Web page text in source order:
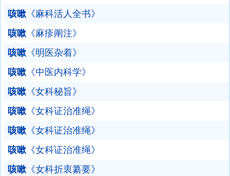
咳嗽 《麻科活人全书》
咳嗽 《麻疹阐注》
咳嗽 《明医杂着》
咳嗽 《中医内科学》
咳嗽 《女科秘旨》
咳嗽 《女科证治准绳》
咳嗽 《女科证治准绳》
咳嗽 《女科证治准绳》
咳嗽 《女科折衷纂要》